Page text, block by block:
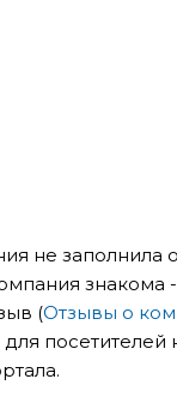
не заполнила
знакома -
(Отзывы о
посетителей